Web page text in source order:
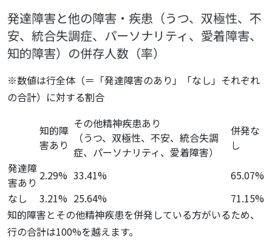
発達障害と他の障害・疾患（うつ、双極性、不
安、統合失調症、パーソナリティ、愛着障害、
知的障害）の併存人数（率）
※数値は行全体（＝「発達障害のあり」「なし」それぞれ
の合計）に対する割合
知的障
害あり
その他精神疾患あり
（うつ、双極性、不安、統合失調
症、パーソナリティ、愛着障害）
併発な
し
発達障
害あり 2.29% 33.41%
65.07%
なし
3.21% 25.64%
71.15%
知的障害とその他精神疾患を併発している方がいるため、
行の合計は100%を越えます。